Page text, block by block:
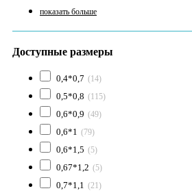
показать больше
Доступные размеры
0,4*0,7 (14)
0,5*0,8 (115)
0,6*0,9 (49)
0,6*1 (79)
0,6*1,5 (5)
0,67*1,2 (5)
0,7*1,1 (21)